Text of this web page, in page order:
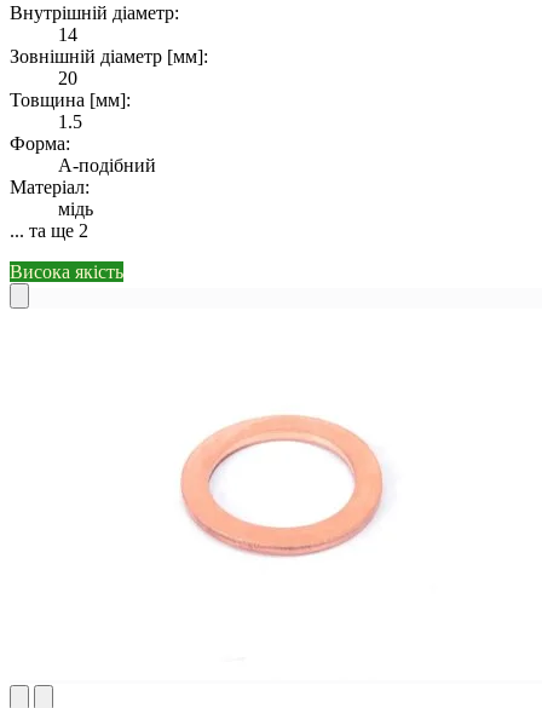
Внутрішній діаметр:
14
Зовнішній діаметр [мм]:
20
Товщина [мм]:
1.5
Форма:
А-подібний
Матеріал:
мідь
... та ще 2
Висока якість